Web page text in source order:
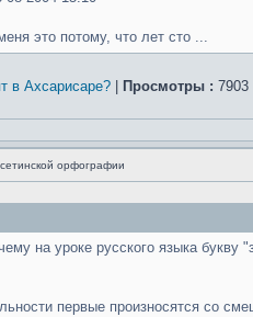
это потому, что лет сто ...
в Ахсарисаре? Просмотры : 7903 |
орфографии
на уроке русского языка букву
первые произносятся со